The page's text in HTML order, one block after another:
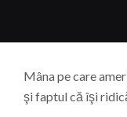
Mâna pe care
şi faptul că îşi